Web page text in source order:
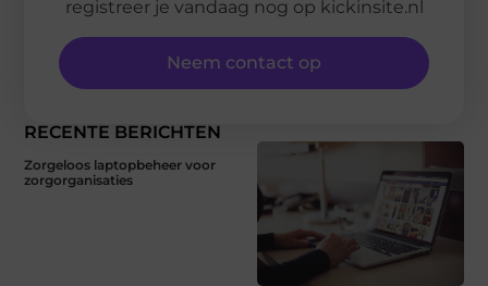
RECENTE BERICHTEN
Zorgeloos laptopbeheer voor
zorgorganisaties
registreer je vandaag nog op kickinsite.nl
Neem contact op